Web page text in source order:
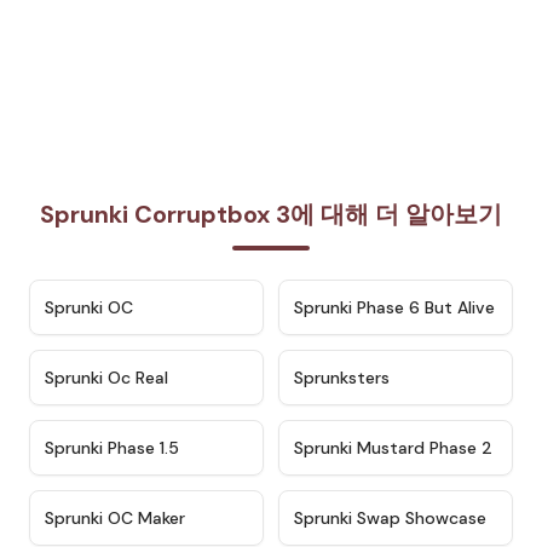
Sprunki Corruptbox 3에 대해 더 알아보기
Sprunki OC ★ 4.9
Sprunki Phase 6 But Alive
Sprunki Oc Real Sprunksters
Sprunki Phase 1.5 ★ 4.4
Sprunki Mustard Phase 2
Sprunki OC Maker ★ 4.6
Sprunki Swap Showcase